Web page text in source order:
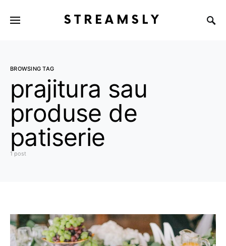
STREAMSLY
BROWSING TAG
prajitura sau
produse de
patiserie
1 post